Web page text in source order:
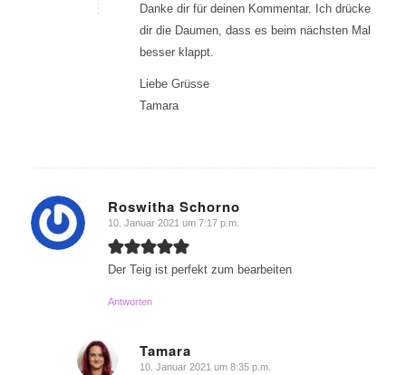
Danke dir für deinen Kommentar. Ich drücke
dir die Daumen, dass es beim nächsten Mal
besser klappt.
Liebe Grüsse
Tamara
Roswitha Schorno
sagte:
10. Januar 2021 um 7:17 p.m.
Der Teig ist perfekt zum bearbeiten
Antworten
Tamara
sagte:
10. Januar 2021 um 8:35 p.m.